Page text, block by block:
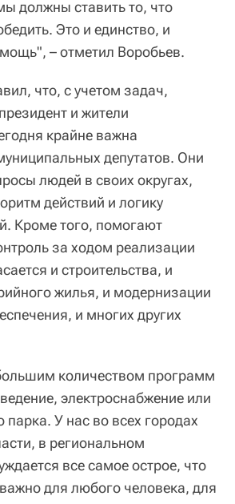
должны ставить то, что
Это и единство, и
– отметил Воробьев.
что, с учетом задач,
и жители
крайне важна
депутатов. Они
людей в своих округах,
действий и логику
Кроме того, помогают
за ходом реализации
и строительства, и
жилья, и модернизации
и многих других
количеством программ
электроснабжение или
парка. У нас во всех городах
в региональном
все самое острое, что
для любого человека, для